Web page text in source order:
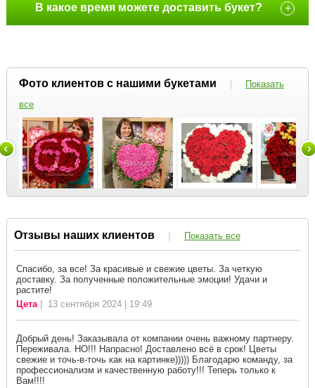
В какое время можете доставить букет? +
Фото клиентов с нашими букетами |
Показать
все
Отзывы наших клиентов | Показать все
Спасибо, за все! За красивые и свежие цветы. За четкую
доставку. За полученные положительные эмоции! Удачи и
растите!
Цета| 13 сентября 2024 | 19:49
Добрый день! Заказывала от компании очень важному партнеру.
Переживала. НО!!! Напрасно! Доставлено всё в срок! Цветы
свежие и точь-в-точь как на картинке))))) Благодарю команду, за
профессионализм и качественную работу!!! Теперь только к
Вам!!!!